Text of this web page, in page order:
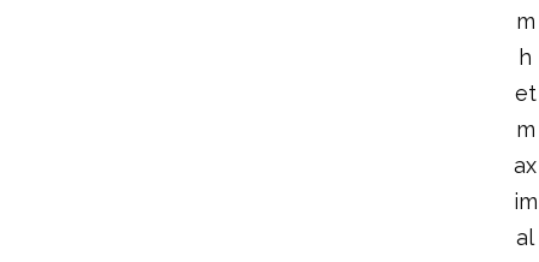
m
h
et
m
ax
im
al